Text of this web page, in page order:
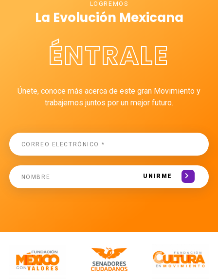
LOGREMOS
La Evolución Mexicana
ÉNTRALE
Únete, conoce más acerca de este gran Movimiento y
trabajemos juntos por un mejor futuro.
UNIRME